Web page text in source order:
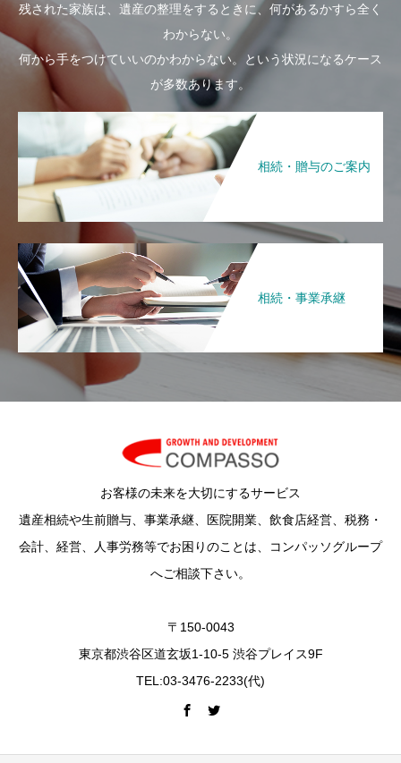
残された家族は、遺産の整理をするときに、何があるかすら全く
わからない。
何から手をつけていいのかわからない。という状況になるケース
が多数あります。
相続・贈与のご案内
相続・事業承継
お客様の未来を大切にするサービス
遺産相続や生前贈与、事業承継、医院開業、飲食店経営、税務・
会計、経営、人事労務等でお困りのことは、コンパッソグループ
へご相談下さい。
〒150-0043
東京都渋谷区道玄坂1-10-5 渋谷プレイス9F
TEL:03-3476-2233(代)